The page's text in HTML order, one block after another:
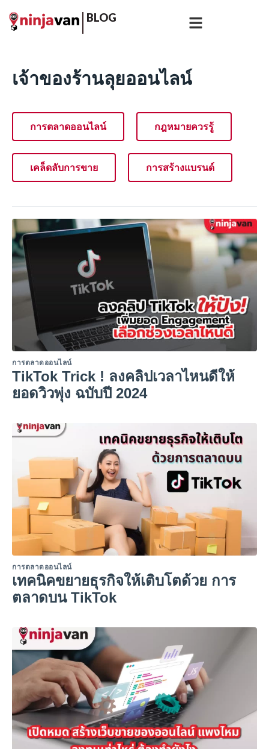
BLOG
เจ้าของร้านลุยออนไลน์
การตลาดออนไลน์ กฎหมายควรรู้
เคล็ดลับการขาย การสร้างแบรนด์
การตลาดออนไลน์
TikTok Trick ! ลงคลิปเวลาไหนดีให้
ยอดวิวพุ่ง ฉบับปี 2024
การตลาดออนไลน์
เทคนิคขยายธุรกิจให้เติบโตด้วย การ
ตลาดบน TikTok